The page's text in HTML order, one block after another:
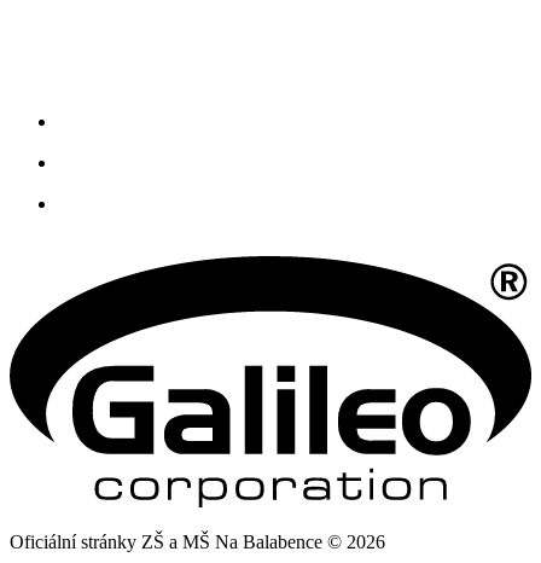
Oficiální stránky ZŠ a MŠ Na Balabence © 2026